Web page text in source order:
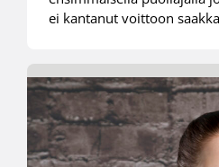
ei kantanut voittoon